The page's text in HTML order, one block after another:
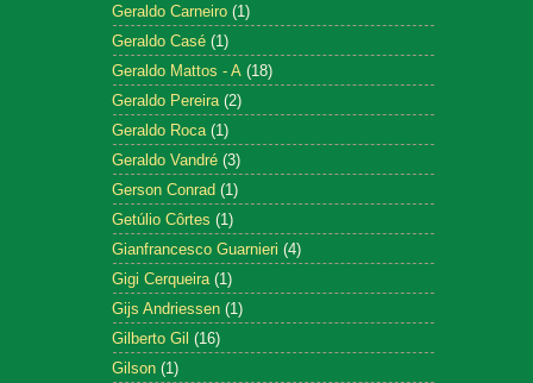
Geraldo Carneiro (1)
Geraldo Casé (1)
Geraldo Mattos - A (18)
Geraldo Pereira (2)
Geraldo Roca (1)
Geraldo Vandré (3)
Gerson Conrad (1)
Getúlio Côrtes (1)
Gianfrancesco Guarnieri (4)
Gigi Cerqueira (1)
Gijs Andriessen (1)
Gilberto Gil (16)
Gilson (1)